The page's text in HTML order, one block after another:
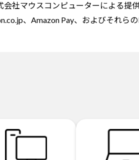
会社マウスコンピューターによる提
、Amazon Pay、およびそれら